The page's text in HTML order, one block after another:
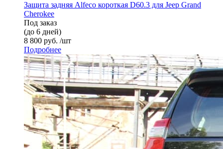
Защита задняя Alfeco короткая D60.3 для Jeep Grand
Cherokee
Под заказ
(до 6 дней)
8 800 руб. /шт
Подробнее